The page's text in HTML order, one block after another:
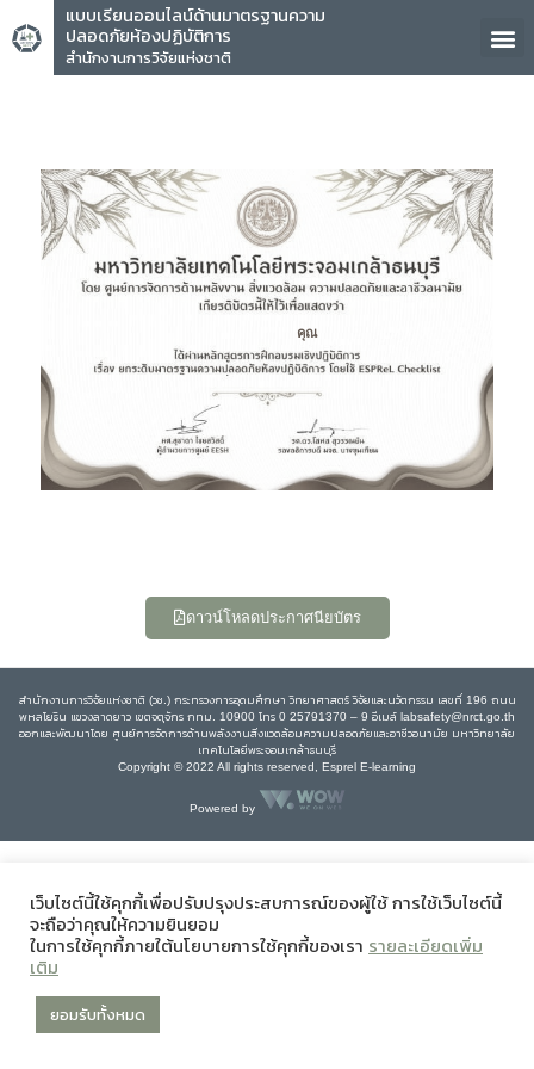
แบบเรียนออนไลน์ด้านมาตรฐานความ
ปลอดภัยห้องปฏิบัติการ
สำนักงานการวิจัยแห่งชาติ
คุณ
ดาวน์โหลดประกาศนียบัตร
สำนักงานการวิจัยแห่งชาติ (วช.) กระทรวงการอุดมศึกษา วิทยาศาสตร์ วิจัยและนวัตกรรม เลขที่ 196 ถนน
พหลโยธิน แขวงลาดยาว เขตจตุจักร กทม. 10900 โทร 0 25791370 – 9 อีเมล์ labsafety@nrct.go.th
ออกและพัฒนาโดย ศูนย์การจัดการด้านพลังงานสิ่งแวดล้อมความปลอดภัยและอาชีวอนามัย มหาวิทยาลัย
เทคโนโลยีพระจอมเกล้าธนบุรี
Copyright © 2022 All rights reserved, Esprel E-learning
Powered by
เว็บไซต์นี้ใช้คุกกี้เพื่อปรับปรุงประสบการณ์ของผู้ใช้ การใช้เว็บไซต์นี้
จะถือว่าคุณให้ความยินยอม
ในการใช้คุกกี้ภายใต้นโยบายการใช้คุกกี้ของเรา รายละเอียดเพิ่ม
เติม
ยอมรับทั้งหมด